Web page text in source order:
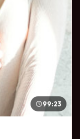
99:23